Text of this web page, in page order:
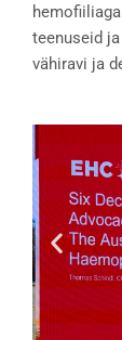
teenuseid
vähiravi ja